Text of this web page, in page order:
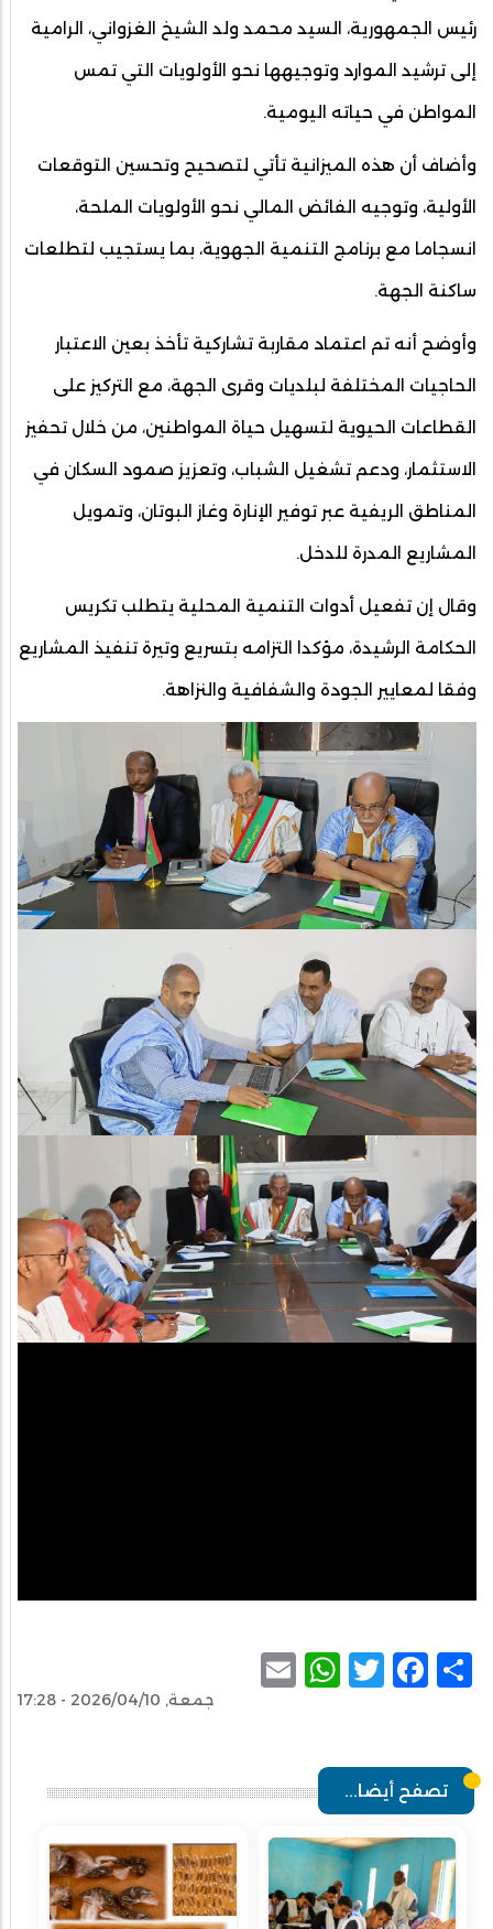
رئيس الجمهورية، السيد محمد ولد الشيخ الغزواني، الرامية
إلى ترشيد الموارد وتوجيهها نحو الأولويات التي تمس
المواطن في حياته اليومية.
وأضاف أن هذه الميزانية تأتي لتصحيح وتحسين التوقعات
الأولية، وتوجيه الفائض المالي نحو الأولويات الملحة،
انسجاما مع برنامج التنمية الجهوية، بما يستجيب لتطلعات
ساكنة الجهة.
وأوضح أنه تم اعتماد مقاربة تشاركية تأخذ بعين الاعتبار
الحاجيات المختلفة لبلديات وقرى الجهة، مع التركيز على
القطاعات الحيوية لتسهيل حياة المواطنين، من خلال تحفيز
الاستثمار، ودعم تشغيل الشباب، وتعزيز صمود السكان في
المناطق الريفية عبر توفير الإنارة وغاز البوتان، وتمويل
المشاريع المدرة للدخل.
وقال إن تفعيل أدوات التنمية المحلية يتطلب تكريس
الحكامة الرشيدة، مؤكدا التزامه بتسريع وتيرة تنفيذ المشاريع
وفقا لمعايير الجودة والشفافية والنزاهة.
Share
Facebook
Twitter
WhatsApp
جمعة, 2026/04/10 - 17:28
تصفح أيضا...